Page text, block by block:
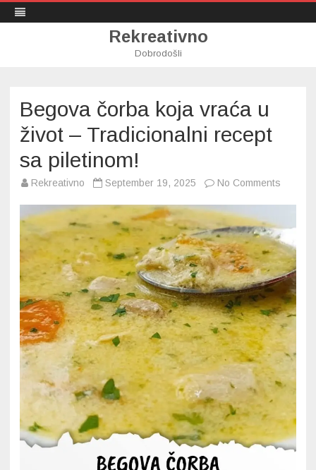
Rekreativno
Dobrodošli
Begova čorba koja vraća u
život – Tradicionalni recept
sa piletinom!
Rekreativno September 19, 2025 No Comments
u
život
–
recept
sa